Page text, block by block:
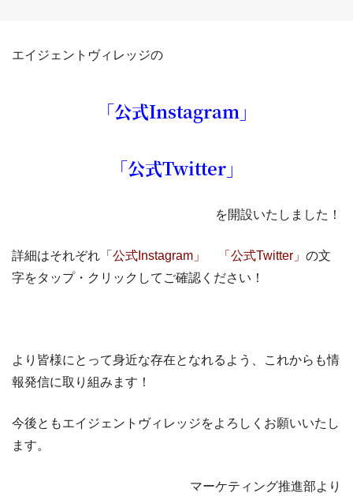
エイジェントヴィレッジの
「公式Instagram」
「公式Twitter」
を開設いたしました！
詳細はそれぞれ「 公式Instagram」 「 公式Twitter」 の文
字をタップ・クリックしてご確認ください！
より皆様にとって身近な存在となれるよう、これからも情
報発信に取り組みます！
今後ともエイジェントヴィレッジをよろしくお願いいたし
ます。
マーケティング推進部より